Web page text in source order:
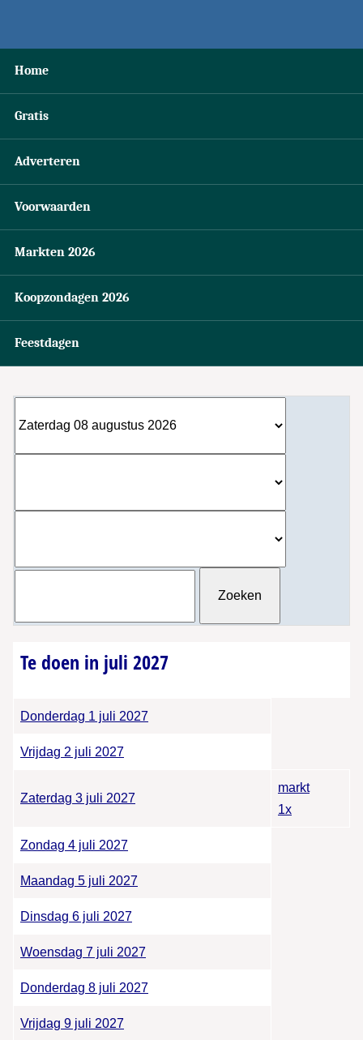
Home
Gratis
Adverteren
Voorwaarden
Markten 2026
Koopzondagen 2026
Feestdagen
Te doen in juli 2027
Donderdag 1 juli 2027
Vrijdag 2 juli 2027
Zaterdag 3 juli 2027
markt
1x
Zondag 4 juli 2027
Maandag 5 juli 2027
Dinsdag 6 juli 2027
Woensdag 7 juli 2027
Donderdag 8 juli 2027
Vrijdag 9 juli 2027